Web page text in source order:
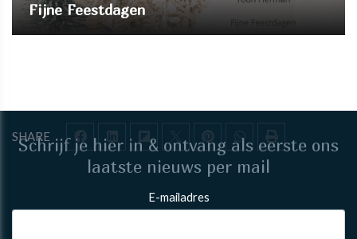
SHARE
Fijne Feestdagen
Schrijf je hier in & ontvang als eerste ons
laatste nieuws per mail
E-mailadres